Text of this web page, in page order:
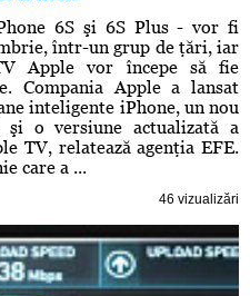
6S şi 6S Plus - vor fi
într-un grup de ţări, iar
Apple vor începe să fie
Compania Apple a lansat
inteligente iPhone, un nou
o versiune actualizată a
TV, relatează agenţia EFE.
care a ...
46 vizualizări